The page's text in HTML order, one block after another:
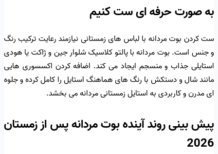
به صورت حرفه ای ست کنیم
ست کردن بوت مردانه با لباس های زمستانی نیازمند رعایت ترکیب رنگ
و جنس است. بوت مردانه با پالتو کلاسیک شلوار جین و ژاکت یا هودی
استایلی جذاب و منسجم ایجاد می کند. اضافه کردن اکسسوری هایی
مانند شال و دستکش با رنگ های هماهنگ استایل را کامل کرده و جلوه
ای مدرن و کاربردی به استایل زمستانی مردانه می بخشد.
پیش بینی روند آینده بوت مردانه پس از زمستان
2026